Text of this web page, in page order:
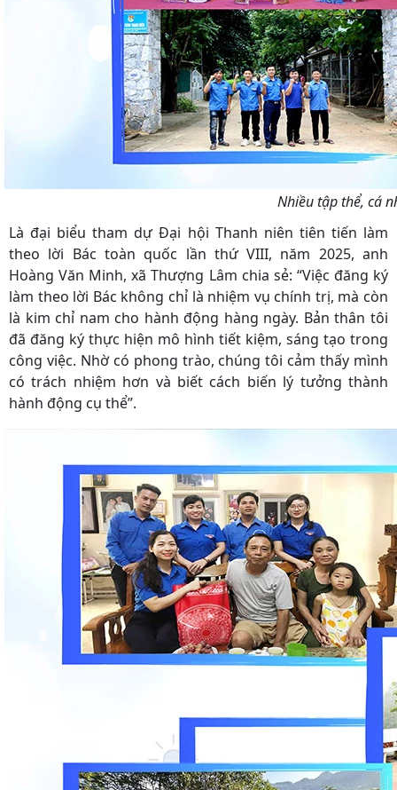
Nhiều tập thể, cá
Là đại biểu tham dự Đại hội Thanh niên tiên tiến làm
theo lời Bác toàn quốc lần thứ VIII, năm 2025, anh
Hoàng Văn Minh, xã Thượng Lâm chia sẻ: “Việc đăng ký
làm theo lời Bác không chỉ là nhiệm vụ chính trị, mà còn
là kim chỉ nam cho hành động hàng ngày. Bản thân tôi
đã đăng ký thực hiện mô hình tiết kiệm, sáng tạo trong
công việc. Nhờ có phong trào, chúng tôi cảm thấy mình
có trách nhiệm hơn và biết cách biến lý tưởng thành
hành động cụ thể”.